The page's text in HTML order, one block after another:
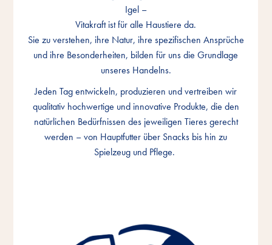
Igel –
Vitakraft ist für alle Haustiere da.
Sie zu verstehen, ihre Natur, ihre spezifischen Ansprüche
und ihre Besonderheiten, bilden für uns die Grundlage
unseres Handelns.
Jeden Tag entwickeln, produzieren und vertreiben wir
qualitativ hochwertige und innovative Produkte, die den
natürlichen Bedürfnissen des jeweiligen Tieres gerecht
werden – von Hauptfutter über Snacks bis hin zu
Spielzeug und Pflege.
Igel –
Vitakraft ist für alle Haustiere da.
Sie zu verstehen, ihre Natur, ihre spezifischen Ansprüche
und ihre Besonderheiten, bilden für uns die Grundlage
unseres Handelns.
Jeden Tag entwickeln, produzieren und vertreiben wir
qualitativ hochwertige und innovative Produkte, die den
natürlichen Bedürfnissen des jeweiligen Tieres gerecht
werden – von Hauptfutter über Snacks bis hin zu
Spielzeug und Pflege.
Igel –
Vitakraft ist für alle Haustiere da.
Sie zu verstehen, ihre Natur, ihre spezifischen Ansprüche
und ihre Besonderheiten, bilden für uns die Grundlage
unseres Handelns.
Jeden Tag entwickeln, produzieren und vertreiben wir
qualitativ hochwertige und innovative Produkte, die den
natürlichen Bedürfnissen des jeweiligen Tieres gerecht
werden – von Hauptfutter über Snacks bis hin zu
Spielzeug und Pflege.